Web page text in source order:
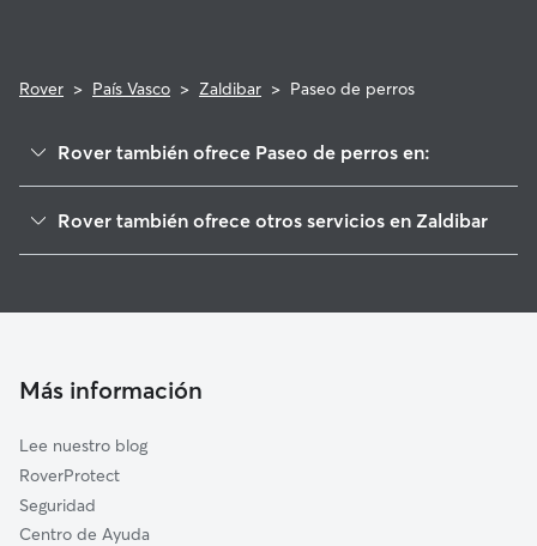
Rover > País Vasco > Zaldibar > Paseo de perros
Rover también ofrece Paseo de perros en:
Berriz
Elgeta
Durango
Eibar
Izurtza
Rover también ofrece otros servicios en Zaldibar
Cuidadores a domicilio en Zaldibar
Más información
Lee nuestro blog
RoverProtect
Seguridad
Centro de Ayuda